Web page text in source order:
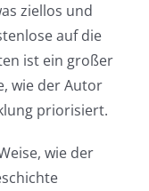
ziellos und
auf die
ist ein großer
wie der Autor
priorisiert.
wie der